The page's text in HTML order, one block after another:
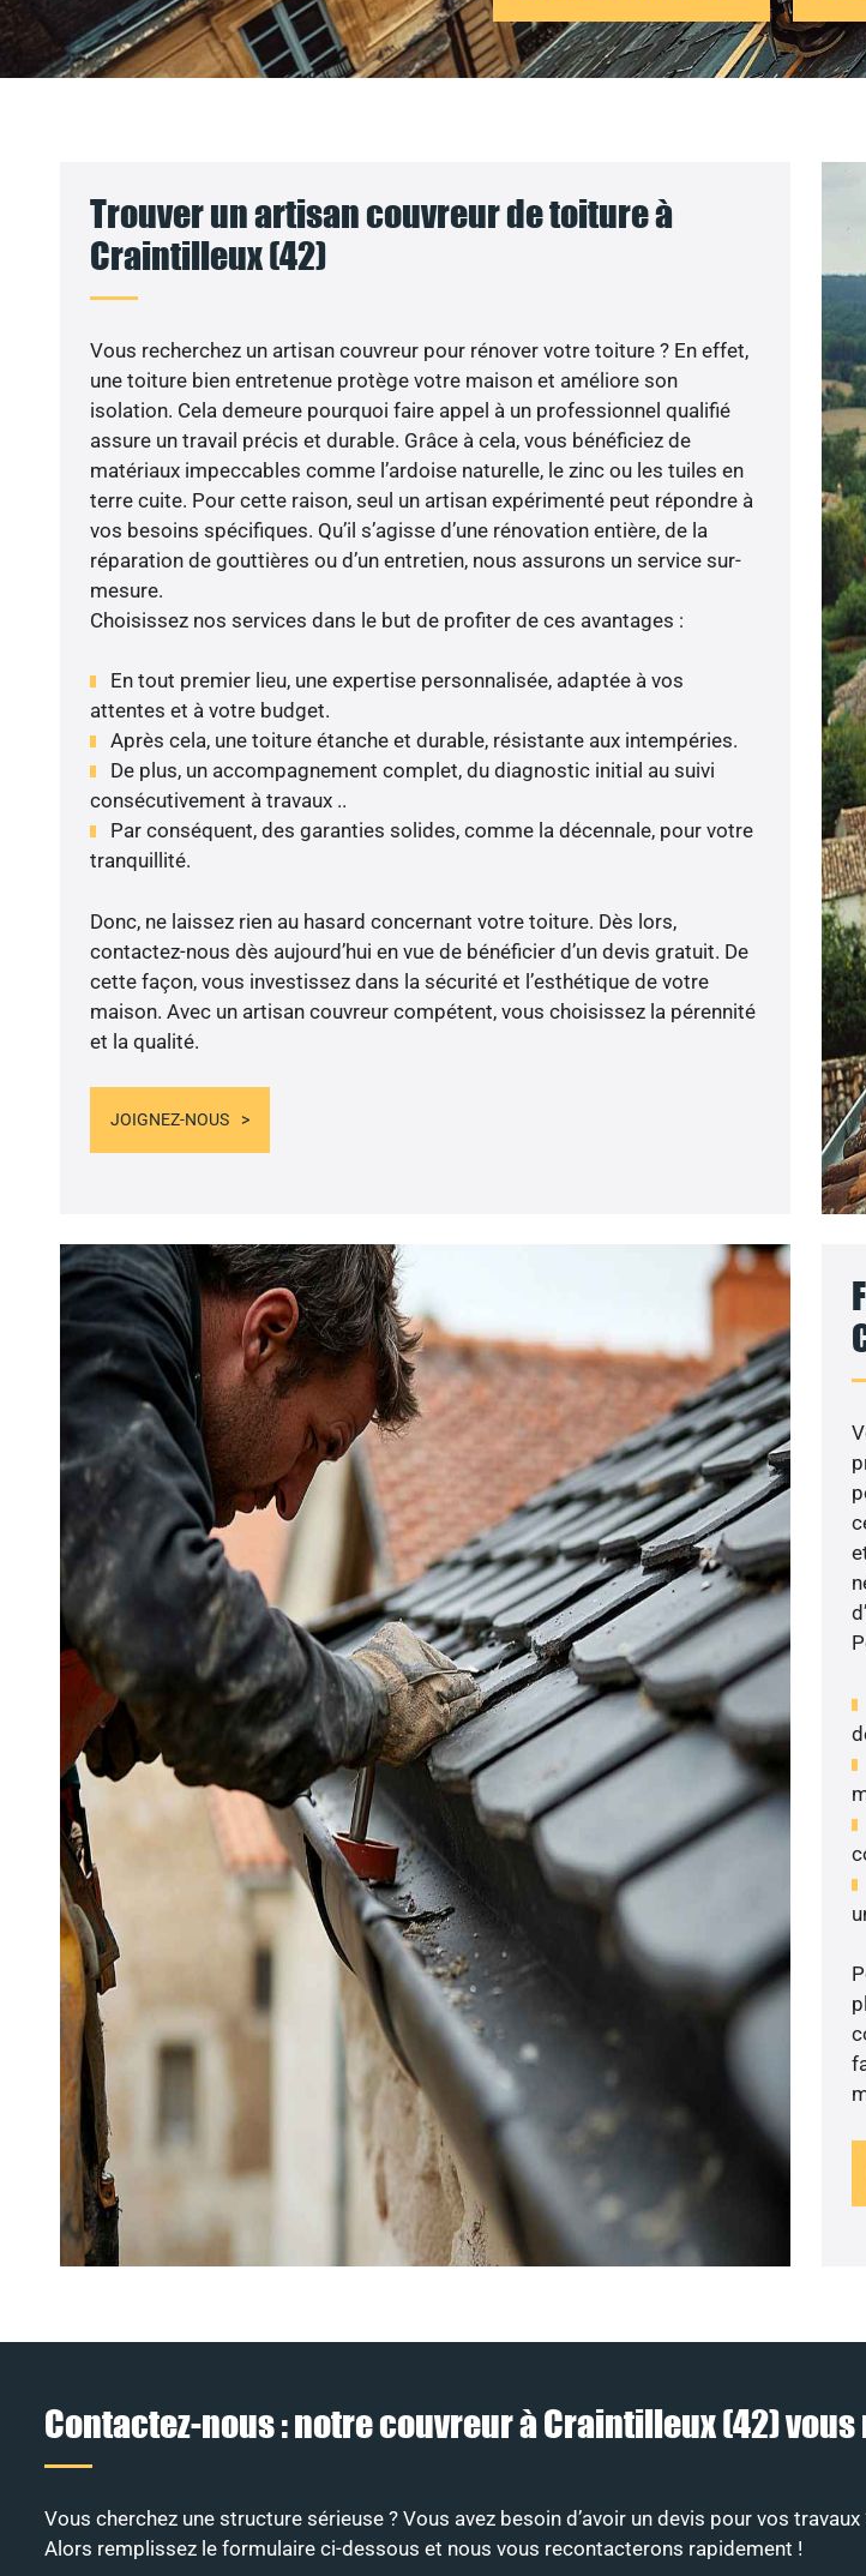
Trouver un artisan couvreur de toiture à
Craintilleux (42)
Vous recherchez un artisan couvreur pour rénover votre toiture ? En effet,
une toiture bien entretenue protège votre maison et améliore son
isolation. Cela demeure pourquoi faire appel à un professionnel qualifié
assure un travail précis et durable. Grâce à cela, vous bénéficiez de
matériaux impeccables comme l’ardoise naturelle, le zinc ou les tuiles en
terre cuite. Pour cette raison, seul un artisan expérimenté peut répondre à
vos besoins spécifiques. Qu’il s’agisse d’une rénovation entière, de la
réparation de gouttières ou d’un entretien, nous assurons un service sur-
mesure.
Choisissez nos services dans le but de profiter de ces avantages :
En tout premier lieu, une expertise personnalisée, adaptée à vos
attentes et à votre budget.
Après cela, une toiture étanche et durable, résistante aux intempéries.
De plus, un accompagnement complet, du diagnostic initial au suivi
consécutivement à travaux ..
Par conséquent, des garanties solides, comme la décennale, pour votre
tranquillité.
Donc, ne laissez rien au hasard concernant votre toiture. Dès lors,
contactez-nous dès aujourd’hui en vue de bénéficier d’un devis gratuit. De
cette façon, vous investissez dans la sécurité et l’esthétique de votre
maison. Avec un artisan couvreur compétent, vous choisissez la pérennité
et la qualité.
JOIGNEZ-NOUS
Contactez-nous : notre couvreur à Craintilleux (42)
Vous cherchez une structure sérieuse ? Vous avez besoin d’avoir un devis pour vos travaux
Alors remplissez le formulaire ci-dessous et nous vous recontacterons rapidement !